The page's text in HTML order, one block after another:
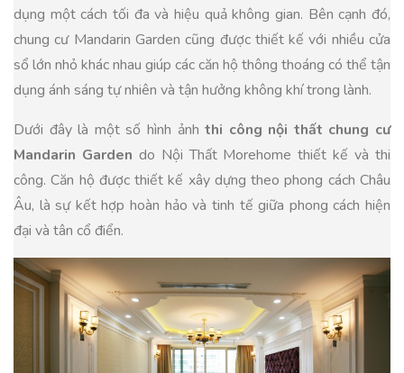
dụng một cách tối đa và hiệu quả không gian. Bên cạnh đó,
chung cư Mandarin Garden cũng được thiết kế với nhiều cửa
sổ lớn nhỏ khác nhau giúp các căn hộ thông thoáng có thể tận
dụng ánh sáng tự nhiên và tận hưởng không khí trong lành.
Dưới đây là một số hình ảnhthi công nội thất chung cư
Mandarin Garden do Nội Thất Morehome thiết kế và thi
công. Căn hộ được thiết kế xây dựng theo phong cách Châu
Âu, là sự kết hợp hoàn hảo và tinh tế giữa phong cách hiện
đại và tân cổ điển.